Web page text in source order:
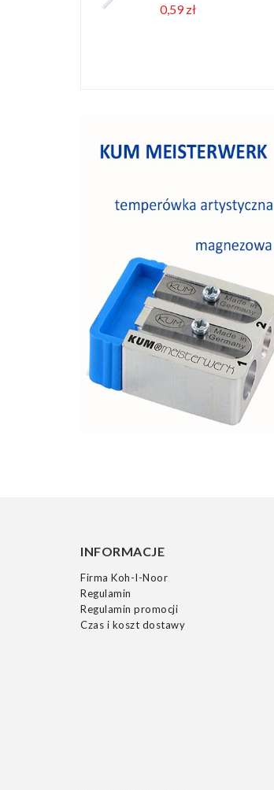
0,59 złCena
INFORMACJE
Firma Koh-I-Noor
Regulamin
Regulamin promocji
Czas i koszt dostawy